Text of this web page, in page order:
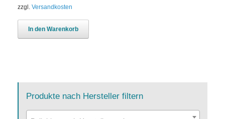
zzgl. Versandkosten
In den Warenkorb
Produkte nach Hersteller filtern